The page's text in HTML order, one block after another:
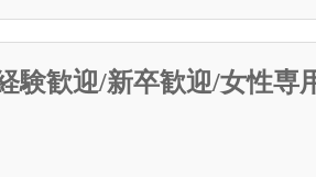
験歓迎/新卒歓迎/女性専